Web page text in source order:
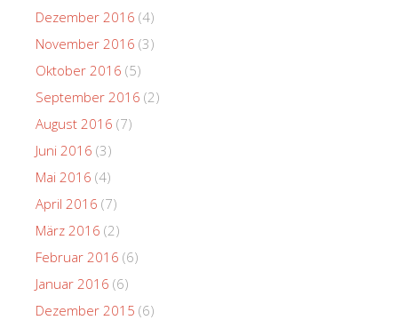
Dezember 2016 (4)
November 2016 (3)
Oktober 2016 (5)
September 2016 (2)
August 2016 (7)
Juni 2016 (3)
Mai 2016 (4)
April 2016 (7)
März 2016 (2)
Februar 2016 (6)
Januar 2016 (6)
Dezember 2015 (6)